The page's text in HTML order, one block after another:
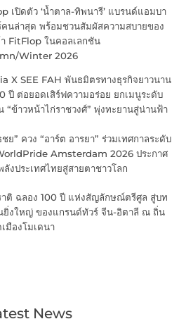
เปิดตัว ‘น้ำตาล-ทิพนารี’ แบรนด์แอมบา
คนล่าสุด พร้อมชวนสัมผัสความสบายของ
า FitFlop ในคอลเลกชัน
Winter 2026
X SEE FAH พันธมิตรทางธุรกิจยาวนาน
ปี ต่อยอดเสิร์ฟความอร่อย ยกเมนูระดับ
“ข้าวหน้าไก่ราชวงศ์” พุ่งทะยานสู่น่านฟ้า
ชย” ควง “อาร์ต อารยา” ร่วมเทศกาลระดับ
Amsterdam 2026 ประกาศ
ลังประเทศไทยสู่สายตาชาวโลก
าติ ฉลอง 100 ปี แห่งสัญลักษณ์ตรีศูล สู่บท
ยิ่งใหญ่ ของแกรนด์ทัวร์ จีน-อิตาลี ณ ถิ่น
เมืองโมเดนา
News